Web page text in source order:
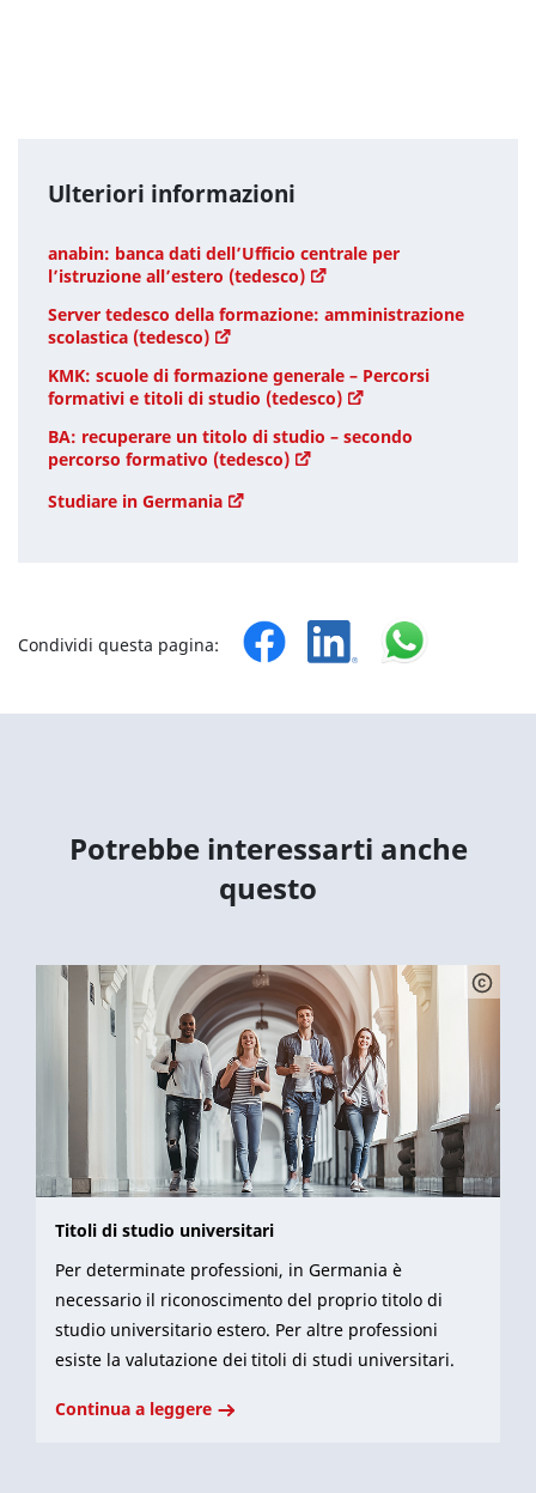
Ulteriori informazioni
anabin: banca dati dell’Ufficio centrale per
l’istruzione all’estero (tedesco)
Server tedesco della formazione: amministrazione
scolastica (tedesco)
KMK: scuole di formazione generale – Percorsi
formativi e titoli di studio (tedesco)
BA: recuperare un titolo di studio – secondo
percorso formativo (tedesco)
Studiare in Germania
Condividi questa pagina:
Potrebbe interessarti anche
questo
Titoli di studio universitari
Per determinate professioni, in Germania è
necessario il riconoscimento del proprio titolo di
studio universitario estero. Per altre professioni
esiste la valutazione dei titoli di studi universitari.
Continua a leggere